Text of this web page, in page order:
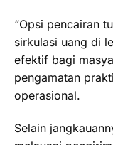
“Opsi pencairan
sirkulasi uang di
efektif bagi
pengamatan
operasional.
Selain